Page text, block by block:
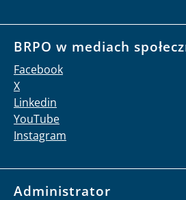
BRPO w mediach
Facebook
X
Linkedin
YouTube
Instagram
Administrator